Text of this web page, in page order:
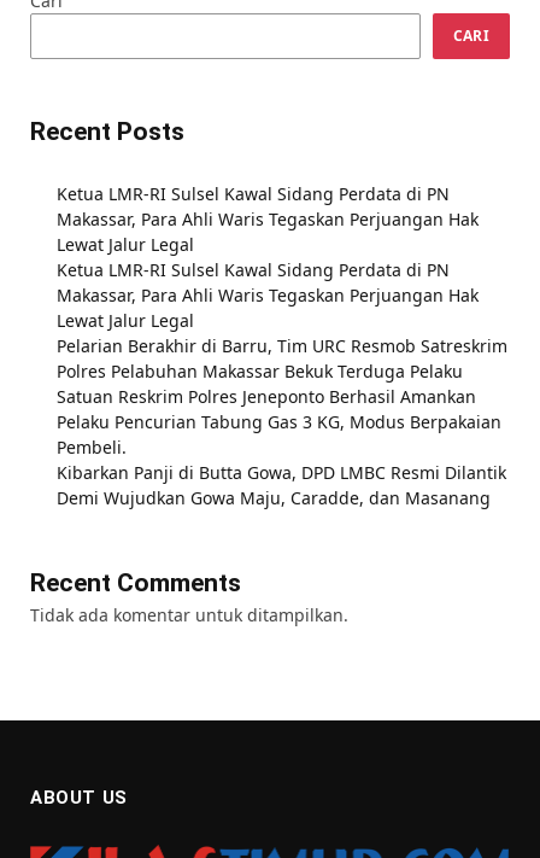
CARI
Recent Posts
Ketua LMR-RI Sulsel Kawal Sidang Perdata di PN
Makassar, Para Ahli Waris Tegaskan Perjuangan Hak
Lewat Jalur Legal
Ketua LMR-RI Sulsel Kawal Sidang Perdata di PN
Makassar, Para Ahli Waris Tegaskan Perjuangan Hak
Lewat Jalur Legal
Pelarian Berakhir di Barru, Tim URC Resmob Satreskrim
Polres Pelabuhan Makassar Bekuk Terduga Pelaku
Satuan Reskrim Polres Jeneponto Berhasil Amankan
Pelaku Pencurian Tabung Gas 3 KG, Modus Berpakaian
Pembeli.
Kibarkan Panji di Butta Gowa, DPD LMBC Resmi Dilantik
Demi Wujudkan Gowa Maju, Caradde, dan Masanang
Recent Comments
Tidak ada komentar untuk ditampilkan.
ABOUT US